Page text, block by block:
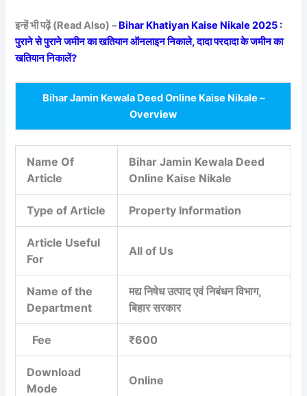
इन्हें भी पढ़ें (Read Also) –Bihar Khatiyan Kaise Nikale 2025 :
पुराने से पुराने जमीन का खतियान ऑनलाइन निकाले, दादा परदादा के जमीन का
खतियान निकालें?
Bihar Jamin Kewala Deed Online Kaise Nikale –
Overview
Name Of
Article
Bihar Jamin Kewala Deed
Online Kaise Nikale
Type of Article Property Information
Article Useful
For
All of Us
Name of the
Department
मद्य निषेध उत्पाद एवं निबंधन विभाग,
बिहार सरकार
Fee ₹600
Download
Mode
Online